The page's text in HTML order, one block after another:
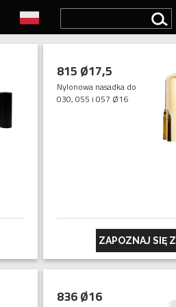
815 Ø17,5
Nylonowa nasadka do
030, 055 i 057 Ø16
ZAPOZNAJ SIĘ Z
836 Ø16